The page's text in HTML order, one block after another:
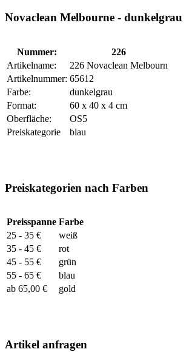
Novaclean Melbourne - dunkelgrau
Nummer:
226
Artikelname:
226 Novaclean Melbourn
Artikelnummer: 65612
Farbe:
dunkelgrau
Format:
60 x 40 x 4 cm
Oberfläche:
OS5
Preiskategorie
blau
Preiskategorien nach Farben
Preisspanne Farbe
25 - 35 €
weiß
35 - 45 €
rot
45 - 55 €
grün
55 - 65 €
blau
ab 65,00 €
gold
Artikel anfragen